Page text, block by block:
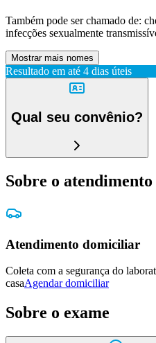
Também pode ser chamado de:
infecções sexualmente
Mostrar mais nomes
Resultado em até 4 dias úteis
Qual seu convênio?
Sobre o atendimento
Atendimento domiciliar
Coleta com a segurança do
casaAgendar domiciliar
Sobre o exame